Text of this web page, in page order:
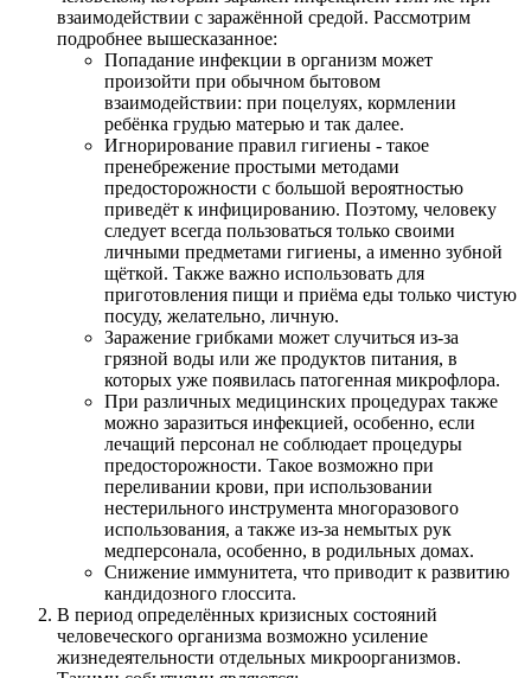
взаимодействии с заражённой средой. Рассмотрим
подробнее вышесказанное:
Попадание инфекции в организм может
произойти при обычном бытовом
взаимодействии: при поцелуях, кормлении
ребёнка грудью матерью и так далее.
Игнорирование правил гигиены - такое
пренебрежение простыми методами
предосторожности с большой вероятностью
приведёт к инфицированию. Поэтому, человеку
следует всегда пользоваться только своими
личными предметами гигиены, а именно зубной
щёткой. Также важно использовать для
приготовления пищи и приёма еды только чистую
посуду, желательно, личную.
Заражение грибками может случиться из-за
грязной воды или же продуктов питания, в
которых уже появилась патогенная микрофлора.
При различных медицинских процедурах также
можно заразиться инфекцией, особенно, если
лечащий персонал не соблюдает процедуры
предосторожности. Такое возможно при
переливании крови, при использовании
нестерильного инструмента многоразового
использования, а также из-за немытых рук
медперсонала, особенно, в родильных домах.
Снижение иммунитета, что приводит к развитию
кандидозного глоссита.
В период определённых кризисных состояний
человеческого организма возможно усиление
жизнедеятельности отдельных микроорганизмов.